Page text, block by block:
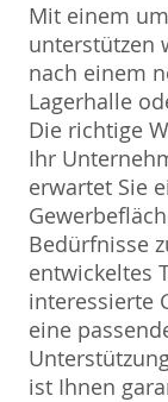
Mit einem
unterstützen
nach einem
Lagerhalle
Die richtige
Ihr
erwartet Sie
Bedürfnisse
entwickeltes
interessierte
eine
ist Ihnen